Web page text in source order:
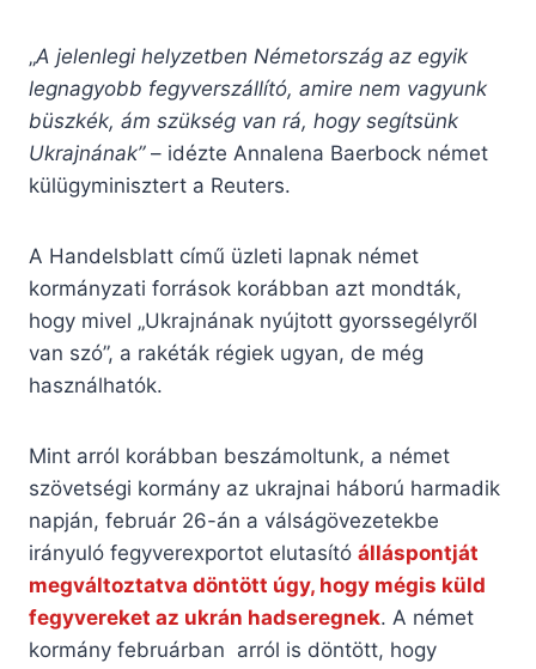
„A jelenlegi helyzetben Németország az egyik
legnagyobb fegyverszállító, amire nem vagyunk
büszkék, ám szükség van rá, hogy segítsünk
Ukrajnának”– idézte Annalena Baerbock német
külügyminisztert a Reuters.
A Handelsblatt című üzleti lapnak német
kormányzati források korábban azt mondták,
hogy mivel „Ukrajnának nyújtott gyorssegélyről
van szó”, a rakéták régiek ugyan, de még
használhatók.
Mint arról korábban beszámoltunk, a német
szövetségi kormány az ukrajnai háború harmadik
napján, február 26-án a válságövezetekbe
irányuló fegyverexportot elutasító álláspontját
megváltoztatva döntött úgy, hogy mégis küld
fegyvereket az ukrán hadseregnek. A német
kormány februárban arról is döntött, hogy